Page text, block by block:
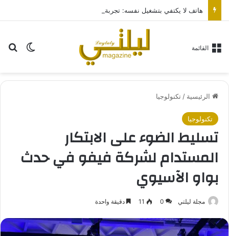
الوضع القائمة
الرئيسية /تكنولوجيا
تكنولوجيا
تسليط الضوء على الابتكار
المستدام لشركة فيفو في حدث
بواو الآسيوي
مجلة ليلتي 0
11 دقيقة واحدة